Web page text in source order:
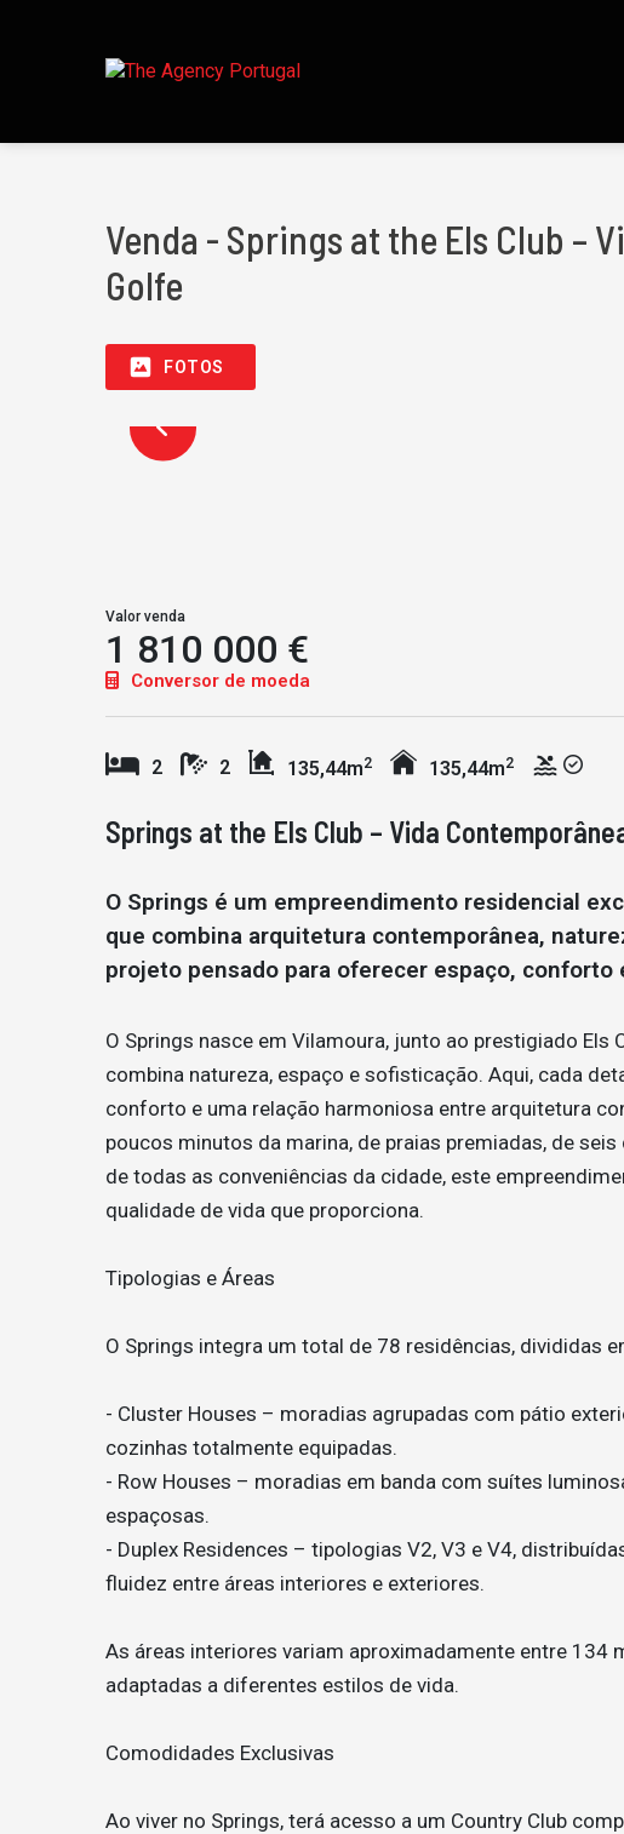
Venda - Springs at the Els Club –
Golfe
FOTOS
Valor venda
1 810 000 €
Conversor de moeda
2 2 135,44m2 135,44m2
Springs at the Els Club – Vida
O Springs é um empreendimento residencial
que combina arquitetura contemporânea,
projeto pensado para oferecer espaço, conforto
O Springs nasce em Vilamoura, junto ao prestigiado Els
combina natureza, espaço e sofisticação. Aqui, cada
conforto e uma relação harmoniosa entre arquitetura
poucos minutos da marina, de praias premiadas, de
de todas as conveniências da cidade, este
qualidade de vida que proporciona.
Tipologias e Áreas
O Springs integra um total de 78 residências, divididas
- Cluster Houses – moradias agrupadas com pátio
cozinhas totalmente equipadas.
- Row Houses – moradias em banda com suítes
espaçosas.
- Duplex Residences – tipologias V2, V3 e V4,
fluidez entre áreas interiores e exteriores.
As áreas interiores variam aproximadamente entre 134
adaptadas a diferentes estilos de vida.
Comodidades Exclusivas
Ao viver no Springs, terá acesso a um Country Club